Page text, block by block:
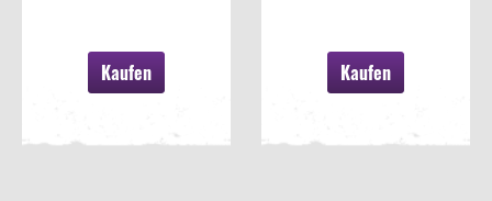
Kaufen Kaufen